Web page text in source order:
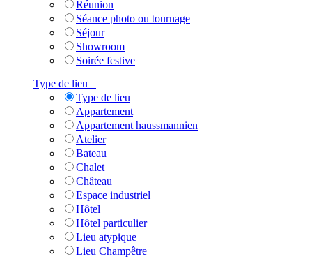
Réunion
Séance photo ou tournage
Séjour
Showroom
Soirée festive
Type de lieu
Type de lieu
Appartement
Appartement haussmannien
Atelier
Bateau
Chalet
Château
Espace industriel
Hôtel
Hôtel particulier
Lieu atypique
Lieu Champêtre